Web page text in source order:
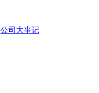
公司大事记